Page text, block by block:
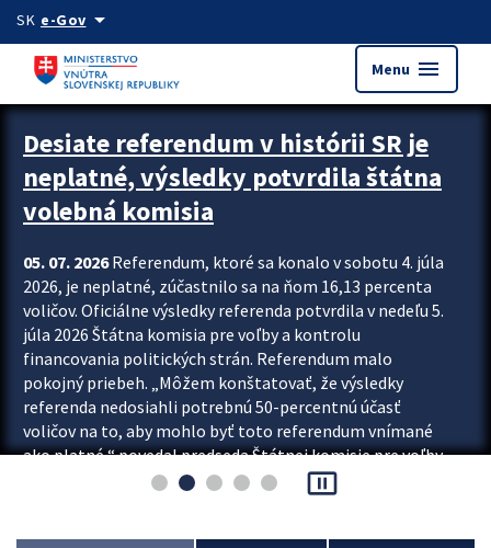
Preskocit na hlavný obsah
SK e-Govarrow_drop_down
Menu menu
Zastavit automatický posun upútavok
Desiate referendum v histórii SR je
neplatné, výsledky potvrdila štátna
volebná komisia
05. 07. 2026Referendum, ktoré sa konalo v sobotu 4. júla
2026, je neplatné, zúčastnilo sa na ňom 16,13 percenta
voličov. Oficiálne výsledky referenda potvrdila v nedeľu 5.
júla 2026 Štátna komisia pre voľby a kontrolu
financovania politických strán. Referendum malo
pokojný priebeh. „Môžem konštatovať, že výsledky
referenda nedosiahli potrebnú 50-percentnú účasť
voličov na to, aby mohlo byť toto referendum vnímané
ako platné,“ povedal predseda Štátnej komisie pre voľby
a kontrolu financovania politických...
pause_presentation